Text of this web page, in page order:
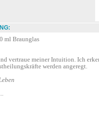
ml Braunglas
vertraue meiner Intuition. Ich
werden angeregt.